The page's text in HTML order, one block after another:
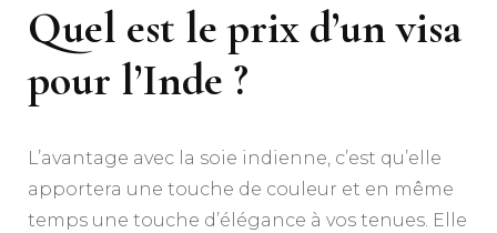
Quel est le prix d’un visa
pour l’Inde ?
L’avantage avec la soie indienne, c’est qu’elle
apportera une touche de couleur et en même
temps une touche d’élégance à vos tenues. Elle